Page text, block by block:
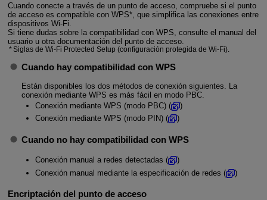
Cuando conecte a través de un punto de acceso, compruebe si el punto
de acceso es compatible con WPS*, que simplifica las conexiones entre
dispositivos Wi-Fi
Si tiene dudas sobre la compatibilidad con WPS, consulte el manual del
usuario u otra documentación del punto de acceso.
Siglas deWi-Fi Protected Setup (configuración protegida de Wi-Fi).
Cuando hay compatibilidad con WPS
Están disponibles los dos métodos de conexión siguientes. La
conexión mediante WPS es más fácil en modo PBC.
Conexión mediante WPS (modo PBC) (
)
Conexión mediante WPS (modo PIN) (
)
Cuando no hay compatibilidad con WPS
Conexión manual a redes detectadas (
)
Conexión manual mediante la especificación de redes (
)
Encriptación del punto de acceso